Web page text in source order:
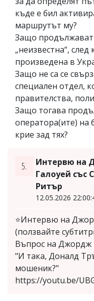
къде е бил
маршрутът му?
Защо продължават
„неизвестна“,
произведена в
Защо не са се
специален отдел,
правителства,
Защо тогава
оператора(ите) на
крие зад тях?
5.
Интервю на
Галоуей със
Ритър
12.05.2026
⭐Интервю на
(ползвайте
Въпрос на Джордж
"И така, Доналд
мошеник?"
https://youtu.be/